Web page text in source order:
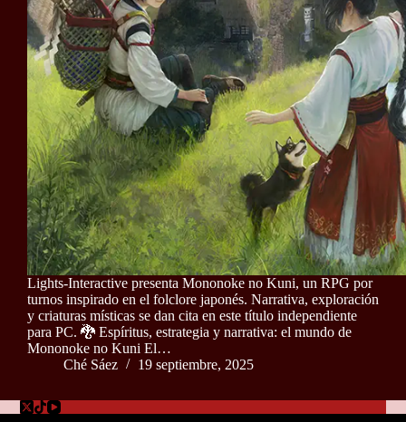
Lights-Interactive presenta Mononoke no Kuni, un RPG por
turnos inspirado en el folclore japonés. Narrativa, exploración
y criaturas místicas se dan cita en este título independiente
para PC. 🐉 Espíritus, estrategia y narrativa: el mundo de
Mononoke no Kuni El…
Ché Sáez
19 septiembre, 2025